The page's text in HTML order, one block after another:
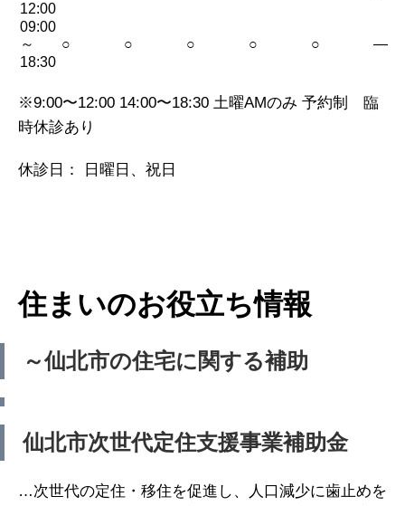
12:00
09:00
～
18:30
○ ○ ○ ○ ○ —
※9:00〜12:00 14:00〜18:30 土曜AMのみ 予約制 臨
時休診あり
休診日： 日曜日、祝日
住まいのお役立ち情報
～仙北市の住宅に関する補助
仙北市次世代定住支援事業補助金
…次世代の定住・移住を促進し、人口減少に歯止めを